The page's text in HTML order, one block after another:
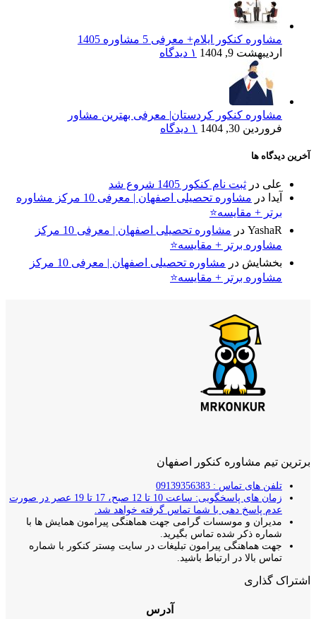
مشاوره کنکور ایلام+ معرفی 5 مشاوره 1405
اردیبهشت 9, 1404
۱ دیدگاه
مشاوره کنکور کردستان| معرفی بهترین مشاور
فروردین 30, 1404
۱ دیدگاه
آخرین دیدگاه ها
علی در ثبت نام کنکور 1405 شروع شد
آیدا در
مشاوره تحصیلی اصفهان | معرفی 10 مرکز مشاوره
برتر + مقایسه⭐
YashaR در
مشاوره تحصیلی اصفهان | معرفی 10 مرکز
مشاوره برتر + مقایسه⭐
بخشایش در
مشاوره تحصیلی اصفهان | معرفی 10 مرکز
مشاوره برتر + مقایسه⭐
برترین تیم مشاوره کنکور اصفهان
تلفن های تماس : 09139356383
زمان های پاسخگویی: ساعت 10 تا 12 صبح، 17 تا 19 عصر در صورت
عدم پاسخ دهی با شما تماس گرفته خواهد شد.
مدیران و موسسات گرامی جهت هماهنگی پیرامون همایش ها با
شماره ذکر شده تماس بگیرید.
جهت هماهنگی پیرامون تبلیغات در سایت مِستر کنکور با شماره
تماس بالا در ارتباط باشید.
اشتراک گذاری
آدرس